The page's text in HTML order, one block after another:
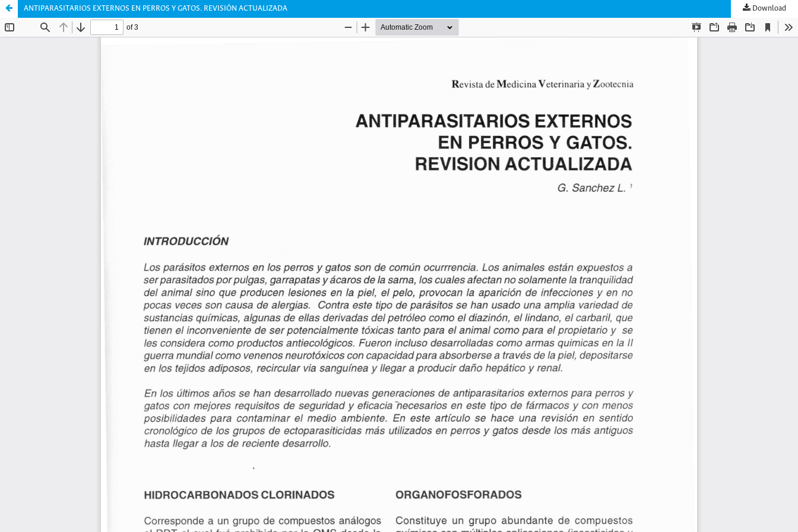
ANTIPARASITARIOS EXTERNOS EN PERROS Y GATOS. REVISIÓN ACTUALIZADA Download